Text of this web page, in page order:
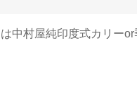
中村屋純印度式カリー